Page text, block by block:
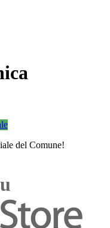
del Comune!